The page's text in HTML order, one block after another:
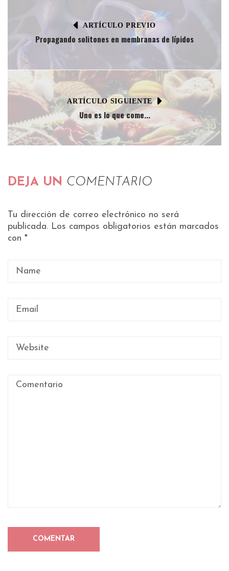
ARTÍCULO PREVIO
Propagando solitones en membranas de lípidos
ARTÍCULO SIGUIENTE
Uno es lo que come...
DEJA UN COMENTARIO
Tu dirección de correo electrónico no será
publicada. Los campos obligatorios están marcados
con *